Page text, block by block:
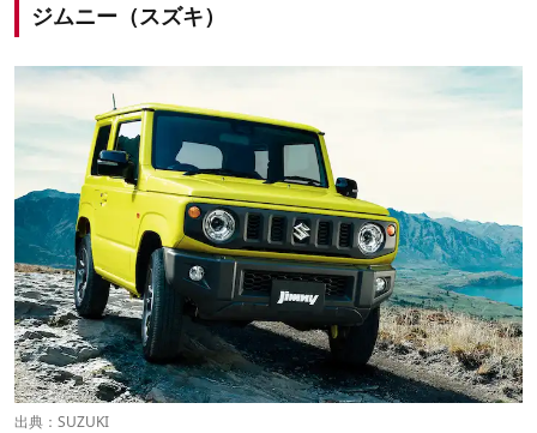
ジムニー（スズキ）
出典： SUZUKI